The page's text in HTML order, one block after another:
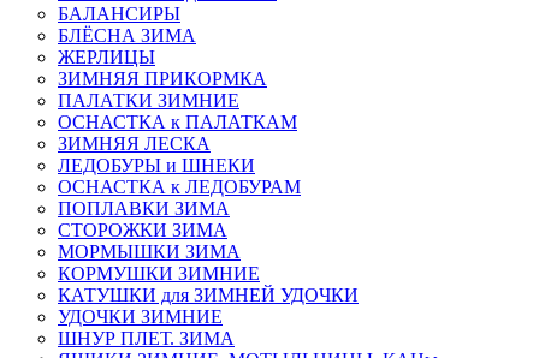
БАЛАНСИРЫ
БЛЁСНА ЗИМА
ЖЕРЛИЦЫ
ЗИМНЯЯ ПРИКОРМКА
ПАЛАТКИ ЗИМНИЕ
ОСНАСТКА к ПАЛАТКАМ
ЗИМНЯЯ ЛЕСКА
ЛЕДОБУРЫ и ШНЕКИ
ОСНАСТКА к ЛЕДОБУРАМ
ПОПЛАВКИ ЗИМА
СТОРОЖКИ ЗИМА
МОРМЫШКИ ЗИМА
КОРМУШКИ ЗИМНИЕ
КАТУШКИ для ЗИМНЕЙ УДОЧКИ
УДОЧКИ ЗИМНИЕ
ШНУР ПЛЕТ. ЗИМА